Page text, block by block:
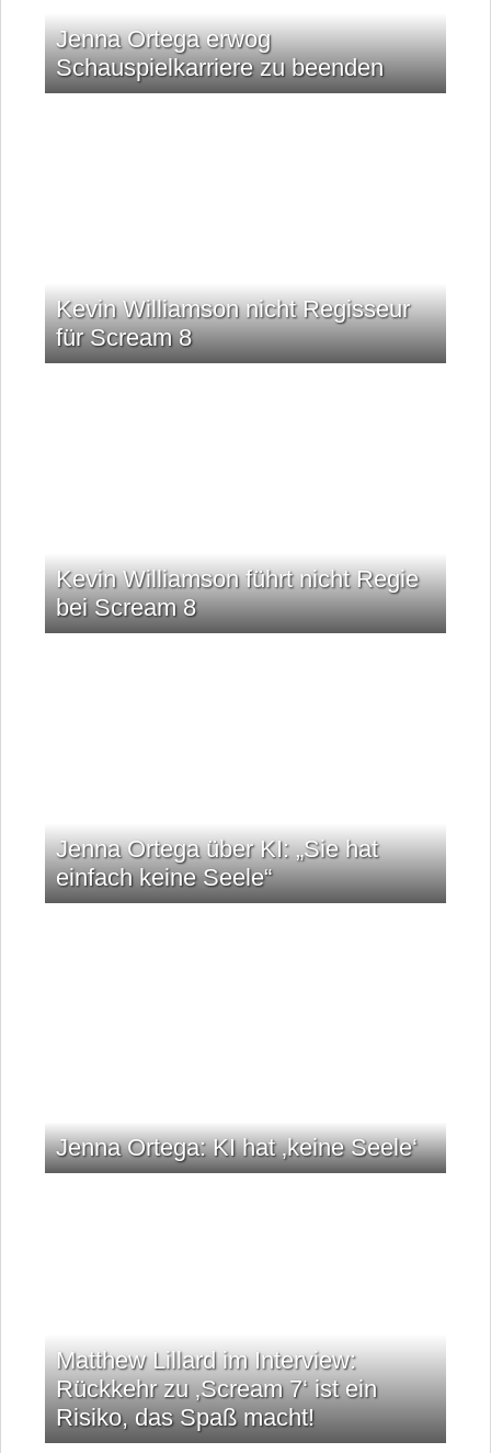
Jenna Ortega erwog
Schauspielkarriere zu beenden
Kevin Williamson nicht Regisseur
für Scream 8
Kevin Williamson führt nicht Regie
bei Scream 8
Jenna Ortega über KI: „Sie hat
einfach keine Seele“
Jenna Ortega: KI hat ‚keine Seele‘
Matthew Lillard im Interview:
Rückkehr zu ‚Scream 7‘ ist ein
Risiko, das Spaß macht!